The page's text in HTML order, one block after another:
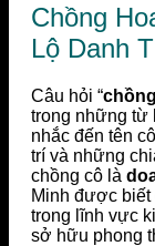
Chồng
Lộ Danh
Câu hỏi “
trong những từ
nhắc đến tên
trí và những
chồng cô là
Minh được
trong lĩnh vực
sở hữu phong